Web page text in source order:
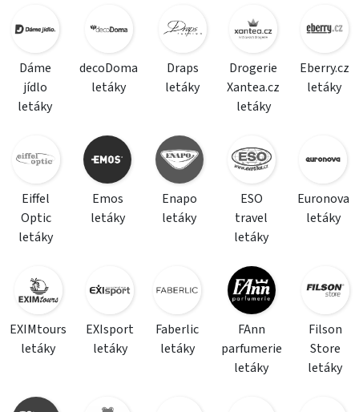
Dáme
jídlo
letáky
decoDoma
letáky
Draps
letáky
Drogerie
Xantea.cz
letáky
Eberry.cz
letáky
Eiffel
Optic
letáky
Emos
letáky
Enapo
letáky
ESO
travel
letáky
Euronova
letáky
EXIMtours
letáky
EXIsport
letáky
Faberlic
letáky
FAnn
parfumerie
letáky
Filson
Store
letáky